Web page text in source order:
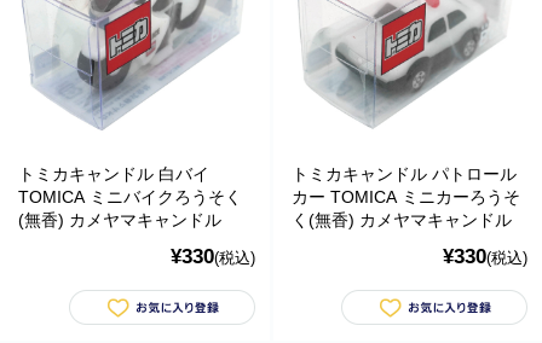
トミカキャンドル 白バイ
TOMICA ミニバイクろうそく
(無香) カメヤマキャンドル
¥330(税込)
トミカキャンドル パトロール
カー TOMICA ミニカーろうそ
く(無香) カメヤマキャンドル
¥330(税込)
関連会社